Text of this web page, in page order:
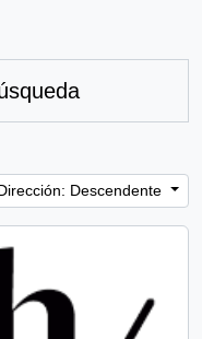
Descendente